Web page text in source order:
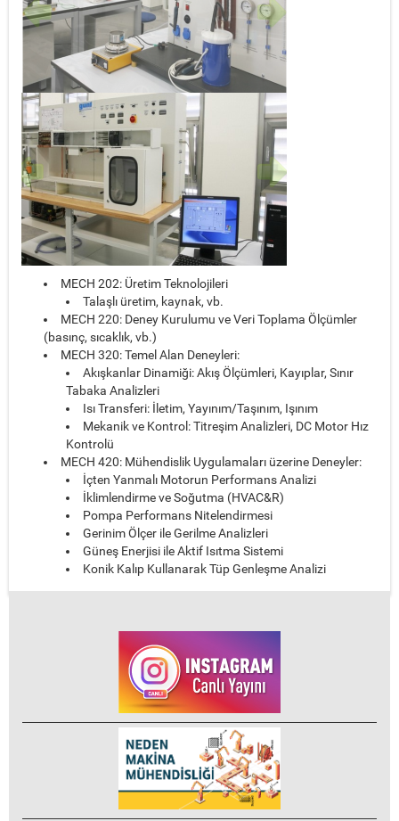
MECH 202: Üretim Teknolojileri
Talaşlı üretim, kaynak, vb.
MECH 220: Deney Kurulumu ve Veri Toplama Ölçümler
(basınç, sıcaklık, vb.)
MECH 320: Temel Alan Deneyleri:
Akışkanlar Dinamiği: Akış Ölçümleri, Kayıplar, Sınır
Tabaka Analizleri
Isı Transferi: İletim, Yayınım/Taşınım, Işınım
Mekanik ve Kontrol: Titreşim Analizleri, DC Motor Hız
Kontrolü
MECH 420: Mühendislik Uygulamaları üzerine Deneyler:
İçten Yanmalı Motorun Performans Analizi
İklimlendirme ve Soğutma (HVAC&R)
Pompa Performans Nitelendirmesi
Gerinim Ölçer ile Gerilme Analizleri
Güneş Enerjisi ile Aktif Isıtma Sistemi
Konik Kalıp Kullanarak Tüp Genleşme Analizi